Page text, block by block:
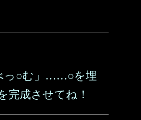
っ○む」……○を埋
完成させてね！